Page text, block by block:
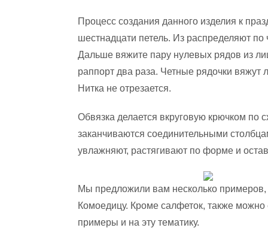
Процесс создания данного изделия к
шестнадцати петель. Из распределяют
Дальше вяжите пару нулевых рядов из
раппорт два раза. Четные рядочки
Нитка не отрезается.
Обвязка делается вкруговую крючком по
заканчиваются соединительными
увлажняют, растягивают по форме и
Мы предложили вам несколько
Комоедицу. Кроме салфеток, также
примеры и на эту тематику.